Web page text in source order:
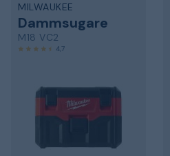
MILWAUKEE
Dammsugare
M18 VC2
4,7